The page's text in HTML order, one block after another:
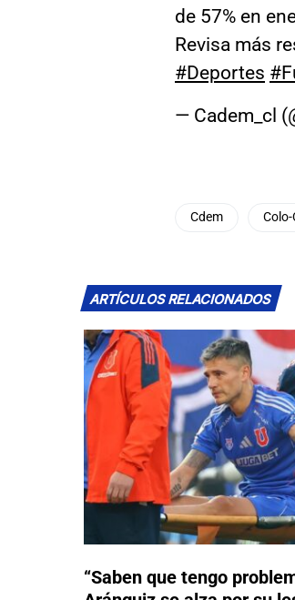
de 57% en
Revisa más
#Deportes
— Cadem_cl
Cdem
ARTÍCULOS RELACIONADOS
“Saben que tengo